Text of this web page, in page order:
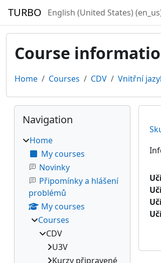
TURBO English (United States)
Course
Home Courses CDV Vnitřní
Blocks
Skip Navigation
Navigation
Home
My courses
Novinky
Připomínky a hlášení
problémů
My courses
Courses
CDV
U3V
Kurzy připravené